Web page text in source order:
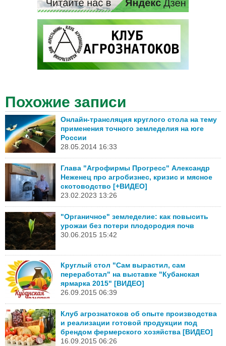
Похожие записи
Онлайн-трансляция круглого стола на тему
применения точного земледелия на юге
России
28.05.2014 16:33
Глава "Агрофирмы Прогресс" Александр
Неженец про агробизнес, кризис и мясное
скотоводство [+ВИДЕО]
23.02.2023 13:26
"Органичное" земледелие: как повысить
урожаи без потери плодородия почв
30.06.2015 15:42
Круглый стол "Сам вырастил, сам
переработал" на выставке "Кубанская
ярмарка 2015" [ВИДЕО]
26.09.2015 06:39
Клуб агрознатоков об опыте производства
и реализации готовой продукции под
брендом фермерского хозяйства [ВИДЕО]
16.09.2015 06:26